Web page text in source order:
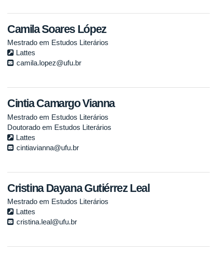
Camila Soares López
Mestrado em Estudos Literários
Lattes
camila.lopez@ufu.br
Cintia Camargo Vianna
Mestrado em Estudos Literários
Doutorado em Estudos Literários
Lattes
cintiavianna@ufu.br
Cristina Dayana Gutiérrez Leal
Mestrado em Estudos Literários
Lattes
cristina.leal@ufu.br